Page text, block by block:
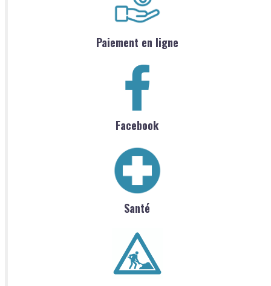
Paiement en ligne
Facebook
Santé